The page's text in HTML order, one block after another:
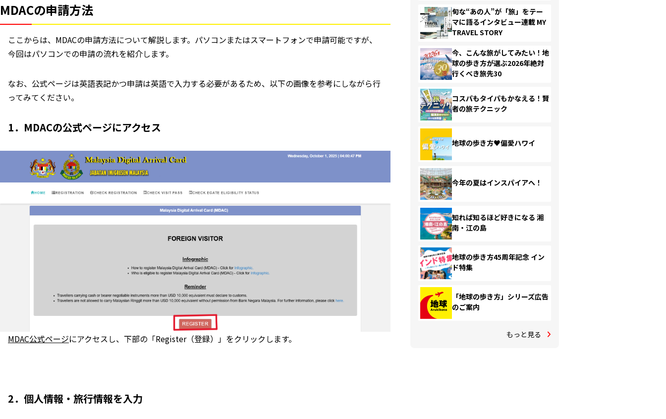
MDACの申請方法
ここからは、MDACの申請方法について解説します。パソコンまたはスマートフォンで申請可能ですが、
今回はパソコンでの申請の流れを紹介します。
なお、公式ページは英語表記かつ申請は英語で入力する必要があるため、以下の画像を参考にしながら行
ってみてください。
1．MDACの公式ページにアクセス
MDAC公式ページにアクセスし、下部の「Register（登録）」をクリックします。
2．個人情報・旅行情報を入力
旬な“あの人”が「旅」をテー
マに語るインタビュー連載 MY
TRAVEL STORY
今、こんな旅がしてみたい！地
球の歩き方が選ぶ2026年絶対
行くべき旅先30
コスパもタイパもかなえる！賢
者の旅テクニック
地球の歩き方♥偏愛ハワイ
今年の夏はインスパイアへ！
知れば知るほど好きになる 湘
南・江の島
地球の歩き方45周年記念 イン
ド特集
「地球の歩き方」シリーズ広告
のご案内
もっと見る